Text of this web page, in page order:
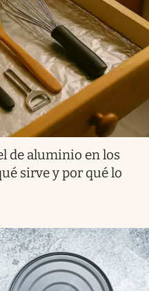
de aluminio en los
sirve y por qué lo